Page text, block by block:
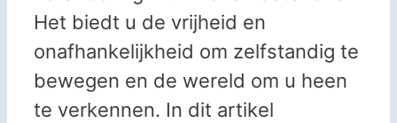
Het biedt u de vrijheid en
onafhankelijkheid om zelfstandig te
bewegen en de wereld om u heen
te verkennen. In dit artikel